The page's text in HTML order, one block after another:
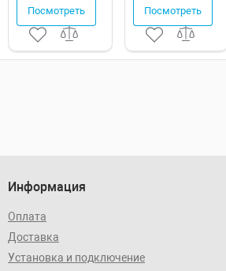
Посмотреть Посмотреть
Информация
Оплата
Доставка
Установка и подключение